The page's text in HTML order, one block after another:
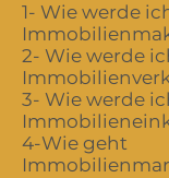
1- Wie werde
2- Wie werde
3- Wie werde
4-Wie geht